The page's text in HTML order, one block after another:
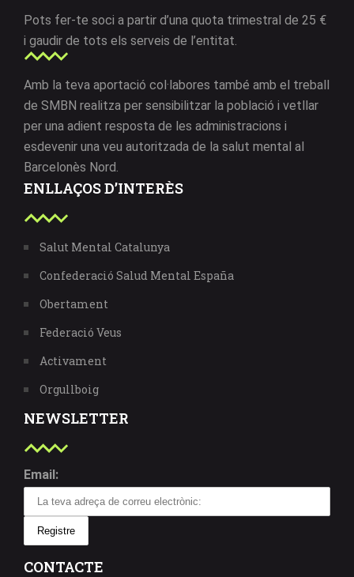
Pots fer-te soci a partir d’una quota trimestral de 25 €
i gaudir de tots els serveis de l’entitat.
Amb la teva aportació col·labores també amb el treball
de SMBN realitza per sensibilitzar la població i vetllar
per una adient resposta de les administracions i
esdevenir una veu autoritzada de la salut mental al
Barcelonès Nord.
ENLLAÇOS D’INTERÈS
Salut Mental Catalunya
Confederació Salud Mental España
Obertament
Federació Veus
Activament
Orgullboig
NEWSLETTER
Email:
CONTACTE